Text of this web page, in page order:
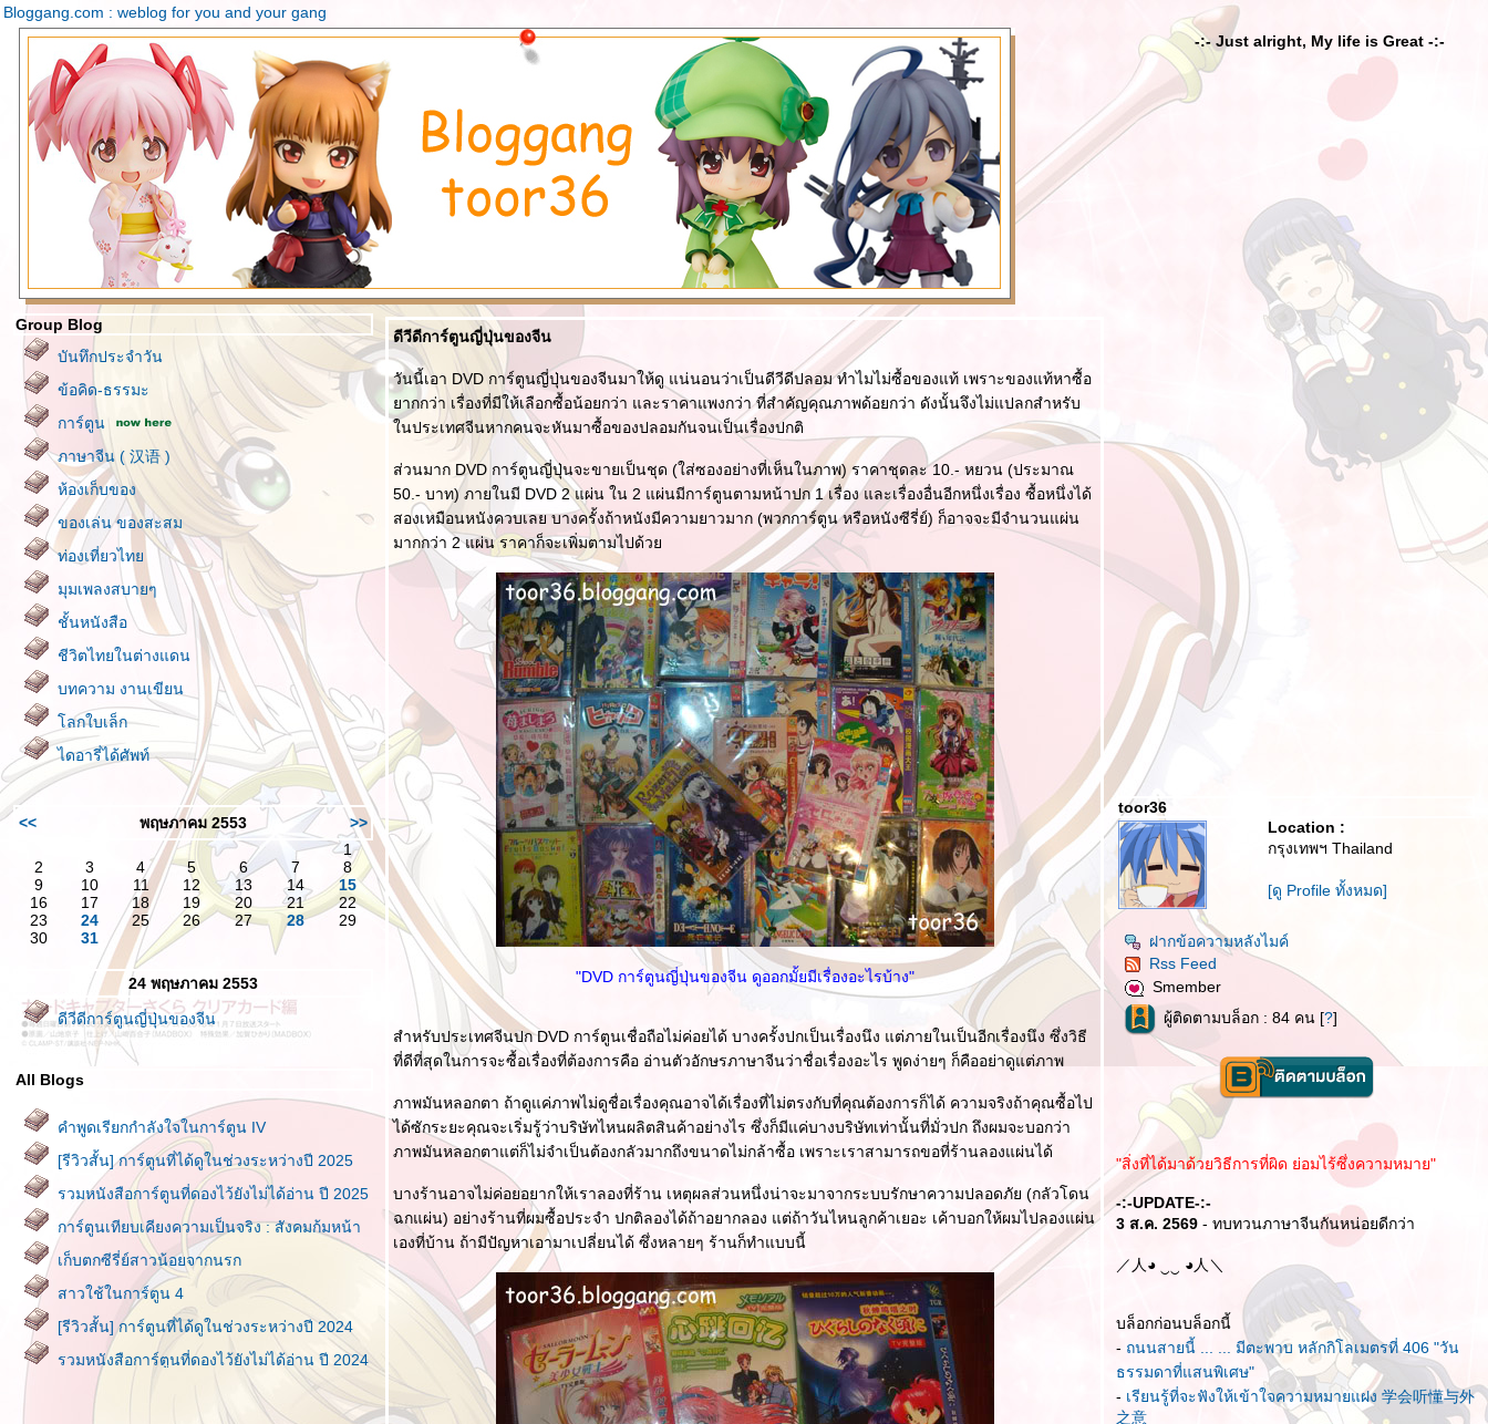
Bloggang.com : weblog for you and your gang
-:- Just alright, My life is Great -:-
Group Blog
บันทึกประจำวัน
ข้อคิด-ธรรมะ
การ์ตูน
ภาษาจีน ( 汉语 )
ห้องเก็บของ
ของเล่น ของสะสม
ท่องเที่ยวไท
มุมเพลงสบายๆ
ชั้นหนังสือ
ชีวิตไทยในต่างแดน
บทความ งานเขียน
ลกใบเล็ก
ไดอารี่ได้ศัพท์
<< พฤษภาคม 2553
>>
1
2
3 4 5 6 7
8
9
10 11 12 13 14
15
16
17 18 19 20 21
22
23
24 25 26 27 28
29
30
31
24 พฤษภาคม 2553
ดีวีดีการ์ตูนญี่ปุ่นของจีน
All Blogs
คำพูดเรียกกำลังใจในการ์ตูน IV
[รีวิวสั้น] การ์ตูนที่ได้ดูในช่วงระหว่างปี 2025
รวมหนังสือการ์ตูนที่ดองไว้ยังไม่ได้อ่าน ปี 2025
การ์ตูนเทียบเคียงความเป็นจริง : สังคมก้มหน้า
เก็บตกซีรี่ย์สาวน้อยจากนรก
สาวใช้ในการ์ตูน 4
[รีวิวสั้น] การ์ตูนที่ได้ดูในช่วงระหว่างปี 2024
รวมหนังสือการ์ตูนที่ดองไว้ยังไม่ได้อ่าน ปี 2024
คุณแม่ในการ์ตูน VII
ดีวีดีการ์ตูนญี่ปุ่นของจีน
วันนี้เอา DVD การ์ตูนญี่ปุ่นของจีนมาให้ดู แน่นอนว่าเป็นดีวีดีปลอม ทำไมไม่ซื้อของแท้ เพราะของแท้หาซื้อ
ากกว่า เรื่องที่มีให้เลือกซื้อน้อยกว่า และราคาแพงกว่า ที่สำคัญคุณภาพด้อยกว่า ดังนั้นจึงไม่แปลกสำหรับ
นประเทศจีนหากคนจะหันมาซื้อของปลอมกันจนเป็นเรื่องปกติ
ส่วนมาก DVD การ์ตูนญี่ปุ่นจะขายเป็นชุด (ใส่ซองอย่างที่เห็นในภาพ) ราคาชุดละ 10.- หยวน (ประมาณ
50.- บาท) ภายในมี DVD 2 แผ่น ใน 2 แผ่นมีการ์ตูนตามหน้าปก 1 เรื่อง และเรื่องอื่นอีกหนึ่งเรื่อง ซื้อหนึ่งได้
สองเหมือนหนังควบเลย บางครั้งถ้าหนังมีความยาวมาก (พวกการ์ตูน หรือหนังซีรี่ย์) ก็อาจจะมีจำนวนแผ่น
มากกว่า 2 แผ่น ราคาก็จะเพิ่มตามไปด้ว
"DVD การ์ตูนญี่ปุ่นของจีน ดูออกมั้ยมีเรื่องอะไรบ้าง"
สำหรับประเทศจีนปก DVD การ์ตูนเชื่อถือไม่ค่อยได้ บางครั้งปกเป็นเรื่องนึง แต่ภายในเป็นอีกเรื่องนึง ซึ่งวิธี
ที่ดีที่สุดในการจะซื้อเรื่องที่ต้องการคือ อ่านตัวอักษรภาษาจีนว่าชื่อเรื่องอะไร พูดง่ายๆ ก็คืออย่าดูแต่ภาพ
ภาพมันหลอกตา ถ้าดูแค่ภาพไม่ดูชื่อเรื่องคุณอาจได้เรื่องที่ไม่ตรงกับที่คุณต้องการก็ได้ ความจริงถ้าคุณซื้อไป
ได้ซักระยะคุณจะเริ่มรู้ว่าบริษัทไหนผลิตสินค้าอย่างไร ซึ่งก็มีแค่บางบริษัทเท่านั้นที่มั่วปก ถึงผมจะบอกว่า
ภาพมันหลอกตาแต่ก็ไม่จำเป็นต้องกลัวมากถึงขนาดไม่กล้าซื้อ เพราะเราสามารถขอที่ร้านลองแผ่นได้
บางร้านอาจไม่ค่อยอยากให้เราลองที่ร้าน เหตุผลส่วนหนึ่งน่าจะมาจากระบบรักษาความปลอดภัย (กลัวโดน
ฉกแผ่น) อย่างร้านที่ผมซื้อประจำ ปกติลองได้ถ้าอยากลอง แต่ถ้าวันไหนลูกค้าเยอะ เค้าบอกให้ผมไปลองแผ่น
เองที่บ้าน ถ้ามีปัญหาเอามาเปลี่ยนได้ ซึ่งหลายๆ ร้านก็ทำแบบนี้
toor36
Location :
กรุงเทพฯ Thailand
[ดู Profile ทั้งหมด]
ฝากข้อความหลังไมค์
Rss Feed
Smember
ผู้ติดตามบล็อก : 84 คน [?]
"สิ่งที่ได้มาด้วยวิธีการที่ผิด ย่อมไร้ซึ่งความหมาย"
-:-UPDATE-:-
3 ส.ค. 2569 - ทบทวนภาษาจีนกันหน่อยดีกว่า
／人◕ ‿‿ ◕人＼
บล็อกก่อนบล็อกนี้
- ถนนสายนี้ ... ... มีตะพาบ หลักกิโลเมตรที่ 406 "วัน
ธรรมดาที่แสนพิเศษ"
- เรียนรู้ที่จะฟังให้เข้าใจความหมายแฝง 学会听懂与外
之意